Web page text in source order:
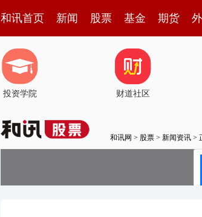
和讯首页 新闻 股票 基金 期货
投资学院 财道社区
和讯网 > 股票 > 新闻资讯 >